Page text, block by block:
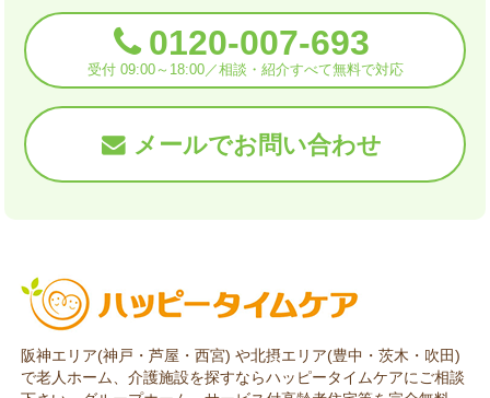
0120-007-693
受付 09:00～18:00／相談・紹介すべて無料で対応
メールでお問い合わせ
阪神エリア(神戸・芦屋・西宮) や北摂エリア(豊中・茨木・吹田)
で老人ホーム、介護施設を探すならハッピータイムケアにご相談